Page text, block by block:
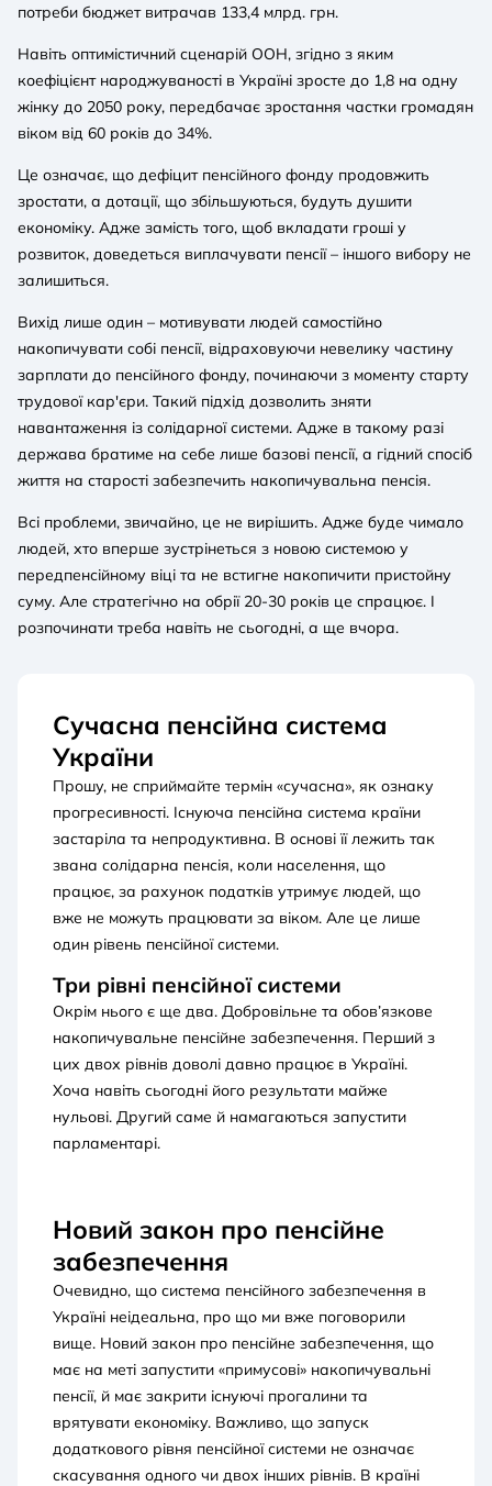
потреби бюджет витрачав 133,4 млрд. грн.
Навіть оптимістичний сценарій ООН, згідно з яким
коефіцієнт народжуваності в Україні зросте до 1,8 на одну
жінку до 2050 року, передбачає зростання частки громадян
віком від 60 років до 34%.
Це означає, що дефіцит пенсійного фонду продовжить
зростати, а дотації, що збільшуються, будуть душити
економіку. Адже замість того, щоб вкладати гроші у
розвиток, доведеться виплачувати пенсії – іншого вибору не
залишиться.
Вихід лише один – мотивувати людей самостійно
накопичувати собі пенсії, відраховуючи невелику частину
зарплати до пенсійного фонду, починаючи з моменту старту
трудової кар'єри. Такий підхід дозволить зняти
навантаження із солідарної системи. Адже в такому разі
держава братиме на себе лише базові пенсії, а гідний спосіб
життя на старості забезпечить накопичувальна пенсія.
Всі проблеми, звичайно, це не вирішить. Адже буде чимало
людей, хто вперше зустрінеться з новою системою у
передпенсійному віці та не встигне накопичити пристойну
суму. Але стратегічно на обрії 20-30 років це спрацює. І
розпочинати треба навіть не сьогодні, а ще вчора.
Сучасна пенсійна система
України
Прошу, не сприймайте термін «сучасна», як ознаку
прогресивності. Існуюча пенсійна система країни
застаріла та непродуктивна. В основі її лежить так
звана солідарна пенсія, коли населення, що
працює, за рахунок податків утримує людей, що
вже не можуть працювати за віком. Але це лише
один рівень пенсійної системи.
Три рівні пенсійної системи
Окрім нього є ще два. Добровільне та обов’язкове
накопичувальне пенсійне забезпечення. Перший з
цих двох рівнів доволі давно працює в Україні.
Хоча навіть сьогодні його результати майже
нульові. Другий саме й намагаються запустити
парламентарі.
Новий закон про пенсійне
забезпечення
Очевидно, що система пенсійного забезпечення в
Україні неідеальна, про що ми вже поговорили
вище. Новий закон про пенсійне забезпечення, що
має на меті запустити «примусові» накопичувальні
пенсії, й має закрити існуючі прогалини та
врятувати економіку. Важливо, що запуск
додаткового рівня пенсійної системи не означає
скасування одного чи двох інших рівнів. В країні